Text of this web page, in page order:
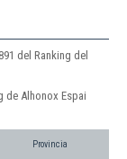
del Ranking del
de Alhonox Espai
Provincia